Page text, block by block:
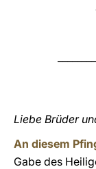
Liebe Brüder
An diesem
Gabe des